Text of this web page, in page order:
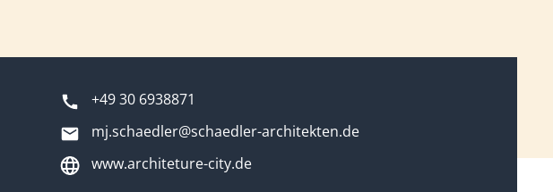
+49 30 6938871
mj.schaedler@schaedler-architekten.de
www.architeture-city.de